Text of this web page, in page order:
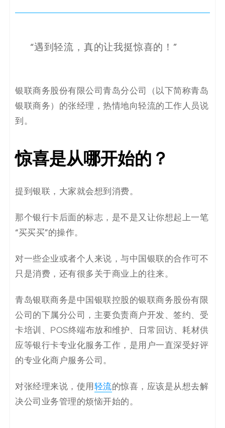
_
代
零
代
案
例
白
皮
书
“遇到轻流，真的让我挺惊喜的！”
银联商务股份有限公司青岛分公司（以下简称青岛
银联商务）的张经理，热情地向轻流的工作人员说
到。
惊喜是从哪开始的？
提到银联，大家就会想到消费。
那个银行卡后面的标志，是不是又让你想起上一笔
“买买买”的操作。
对一些企业或者个人来说，与中国银联的合作可不
只是消费，还有很多关于商业上的往来。
青岛银联商务是中国银联控股的银联商务股份有限
公司的下属分公司，主要负责商户开发、签约、受
卡培训、POS终端布放和维护、日常回访、耗材供
应等银行卡专业化服务工作，是用户一直深受好评
的专业化商户服务公司。
对张经理来说，使用 轻流的惊喜，应该是从想去解
决公司业务管理的烦恼开始的。